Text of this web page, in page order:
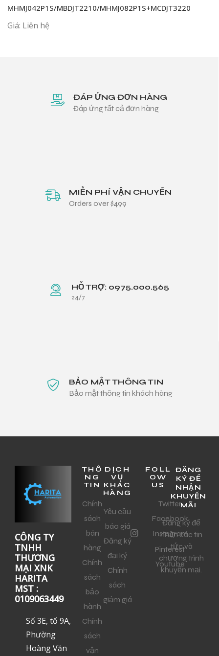
MHMJ042P1S/MBDJT2210/MHMJ082P1S+MCDJT3220
Giá: Liên hệ
ĐÁP ỨNG ĐƠN HÀNG
Đáp ứng tất cả đơn hàng
MIỄN PHÍ VẬN CHUYỂN
Orders over $499
HỖ TRỢ: 0975.000.565
24/7
BẢO MẬT THÔNG TIN
Bảo mật thông tin khách hàng
CÔNG TY
TNHH
THƯƠNG
MẠI XNK
HARITA
MST :
0109063449
Số 3E, tổ 9A,
Phường
Hoàng Văn
THÔ
NG
TIN
Chính
sách
bán
hàng
Chính
sách
bảo
hành
Chính
sách
vận
DỊCH
VỤ
KHÁC
HÀNG
Yêu cầu
báo giá
Đăng ký
đại ký
Chính
sách
giảm giá
FOLL
OW
US
Twitter
Facebook
Instagram
Pinterest
Youtube
ĐĂNG
KÝ ĐỂ
NHẬN
KHUYẾN
MÃI
Đăng ký để
nhận các tin
tức và
chương trình
khuyến mại.